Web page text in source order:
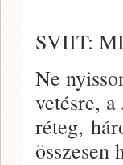
SVIIT:
Ne
vetésre, a
réteg,
összesen